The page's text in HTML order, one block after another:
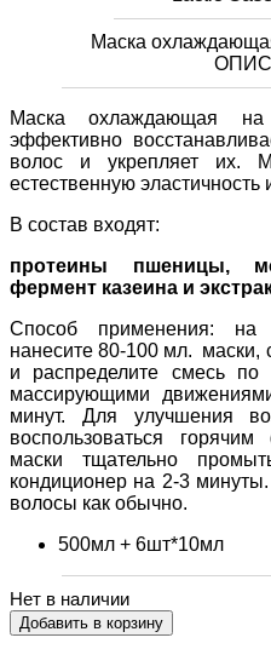
Маска
Маска охлаждающая на
эффективно
волос и укрепляет их.
естественную эластичность
В состав входят:
протеины пшеницы,
фермент казеина и
Способ применения:
нанесите 80-100 мл. маски,
и распределите смесь
массирующими
минут. Для улучшения
воспользоваться
маски тщательно
кондиционер на 2-3
волосы как обычно.
500мл + 6шт*10мл
Нет в наличии